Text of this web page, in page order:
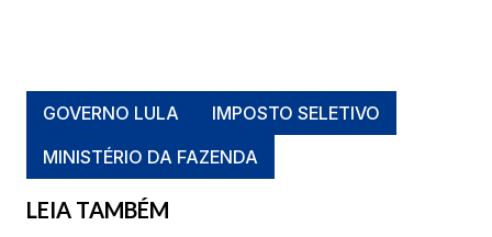
GOVERNO LULA
IMPOSTO SELETIVO
MINISTÉRIO DA FAZENDA
LEIA TAMBÉM